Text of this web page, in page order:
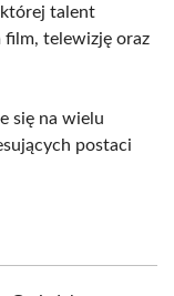
której talent
film, telewizję oraz
się na wielu
postaci